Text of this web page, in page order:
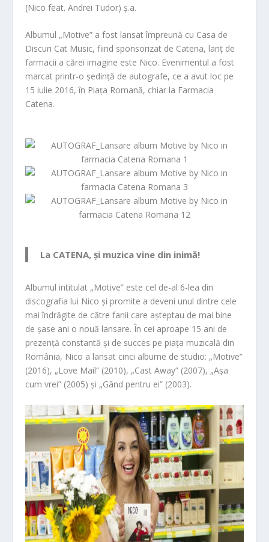
(Nico feat. Andrei Tudor) ș.a.
Albumul „Motive” a fost lansat împreună cu Casa de
Discuri Cat Music, fiind sponsorizat de Catena, lanț de
farmacii a cărei imagine este Nico. Evenimentul a fost
marcat printr-o ședință de autografe, ce a avut loc pe
15 iulie 2016, în Piața Romană, chiar la Farmacia
Catena.
La CATENA, și muzica vine din inimă!
Albumul intitulat „Motive” este cel de-al 6-lea din
discografia lui Nico și promite a deveni unul dintre cele
mai îndrăgite de către fanii care așteptau de mai bine
de șase ani o nouă lansare. În cei aproape 15 ani de
prezență constantă și de succes pe piața muzicală din
România, Nico a lansat cinci albume de studio: „Motive”
(2016), „Love Mail” (2010), „Cast Away” (2007), „Așa
cum vrei” (2005) și „Gând pentru ei” (2003).